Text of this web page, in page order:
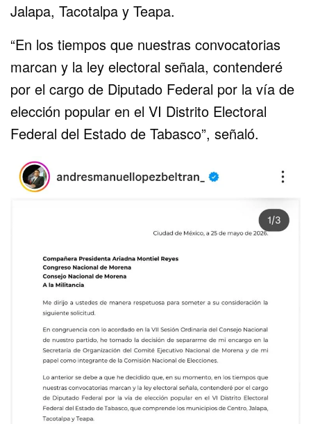
Jalapa, Tacotalpa y Teapa.
“En los tiempos que nuestras convocatorias
marcan y la ley electoral señala, contenderé
por el cargo de Diputado Federal por la vía de
elección popular en el VI Distrito Electoral
Federal del Estado de Tabasco”, señaló.